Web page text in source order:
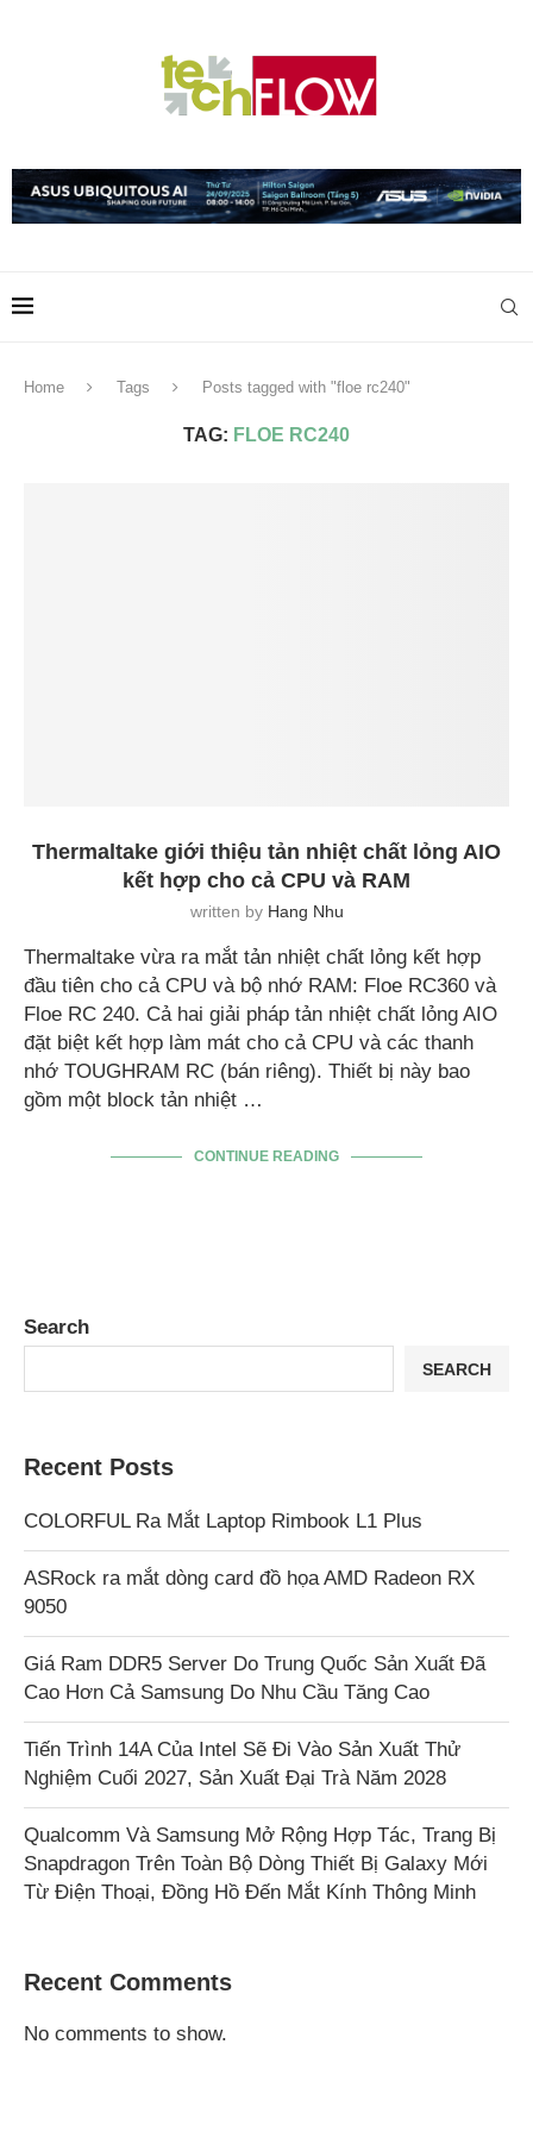
Home Tags Posts tagged with "floe rc240"
TAG: FLOE RC240
Thermaltake giới thiệu tản nhiệt chất lỏng AIO
kết hợp cho cả CPU và RAM
written by Hang Nhu
Thermaltake vừa ra mắt tản nhiệt chất lỏng kết hợp
đầu tiên cho cả CPU và bộ nhớ RAM: Floe RC360 và
Floe RC 240. Cả hai giải pháp tản nhiệt chất lỏng AIO
đặt biệt kết hợp làm mát cho cả CPU và các thanh
nhớ TOUGHRAM RC (bán riêng). Thiết bị này bao
gồm một block tản nhiệt …
CONTINUE READING
Search
SEARCH
Recent Posts
COLORFUL Ra Mắt Laptop Rimbook L1 Plus
ASRock ra mắt dòng card đồ họa AMD Radeon RX
9050
Giá Ram DDR5 Server Do Trung Quốc Sản Xuất Đã
Cao Hơn Cả Samsung Do Nhu Cầu Tăng Cao
Tiến Trình 14A Của Intel Sẽ Đi Vào Sản Xuất Thử
Nghiệm Cuối 2027, Sản Xuất Đại Trà Năm 2028
Qualcomm Và Samsung Mở Rộng Hợp Tác, Trang Bị
Snapdragon Trên Toàn Bộ Dòng Thiết Bị Galaxy Mới
Từ Điện Thoại, Đồng Hồ Đến Mắt Kính Thông Minh
Recent Comments
No comments to show.